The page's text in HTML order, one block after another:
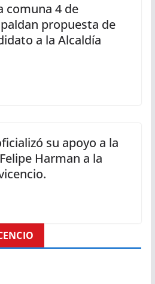
comuna 4 de
propuesta de
a la Alcaldía
su apoyo a la
Harman a la